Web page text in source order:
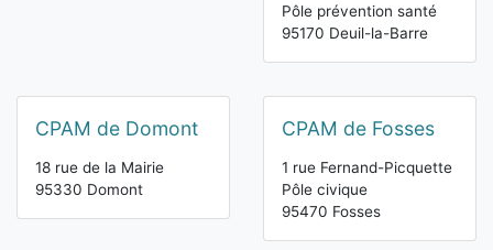
Pôle prévention santé
95170 Deuil-la-Barre
CPAM de Domont
18 rue de la Mairie
95330 Domont
CPAM de Fosses
1 rue Fernand-Picquette
Pôle civique
95470 Fosses